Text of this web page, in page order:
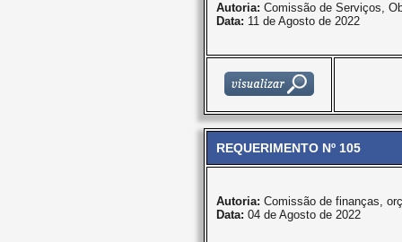
Autoria: Comissão de Serviços,
Data: 11 de Agosto de 2022
REQUERIMENTO Nº 105
Autoria: Comissão de finanças,
Data: 04 de Agosto de 2022